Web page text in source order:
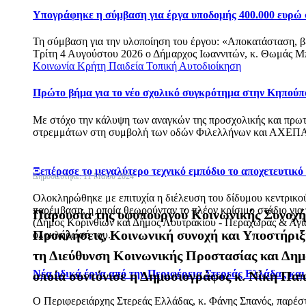
Υπογράφηκε η σύμβαση για έργα υποδομής 400.000
Τη σύμβαση για την υλοποίηση του έργου:
Τρίτη 4 Αυγούστου 2026 ο Δήμαρχος Ιωαννιτών, κ. Θωμάς
Κοινωνία Κρήτη Παιδεία Τοπική Αυτοδιοίκηση
Πρώτο βήμα για το νέο σχολικό συγκρότημα στην
Με στόχο την κάλυψη των αναγκών της προσχολικής και
στρεμμάτων στη συμβολή των οδών Φιλελλήνων και
Ξεπέρασε το μεγαλύτερο τεχνικό εμπόδιο το
Ολοκληρώθηκε με επιτυχία η διέλευση του δίδυμου
παρέμβαση, η οποία θεωρούνταν το πλέον κρίσιμο στάδιο
(Δήμος Κορινθίων και Δήμος Λουτρακίου - Περαχώρας &
ολοκλήρωσή του.
Νέα οδικά έργα από την Περιφέρεια Στερεάς Ελλάδας
Ο Περιφερειάρχης Στερεάς Ελλάδας, κ. Φάνης Σπανός,
Δημοσιεύτηκε: 11 Μαΐου 2024
Παρουσία της υφυπουργού Κοινωνικής
Προκλήσεις, Κοινωνική συνοχή και
τη Διεύθυνση Κοινωνικής Προστασίας και
οποία συντόνισε η Δημοσιογράφος κ. Νίκη